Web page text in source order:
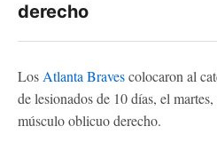
derecho
Los Atlanta Bravescolocaron al
de lesionados de 10 días, el
músculo oblicuo derecho.